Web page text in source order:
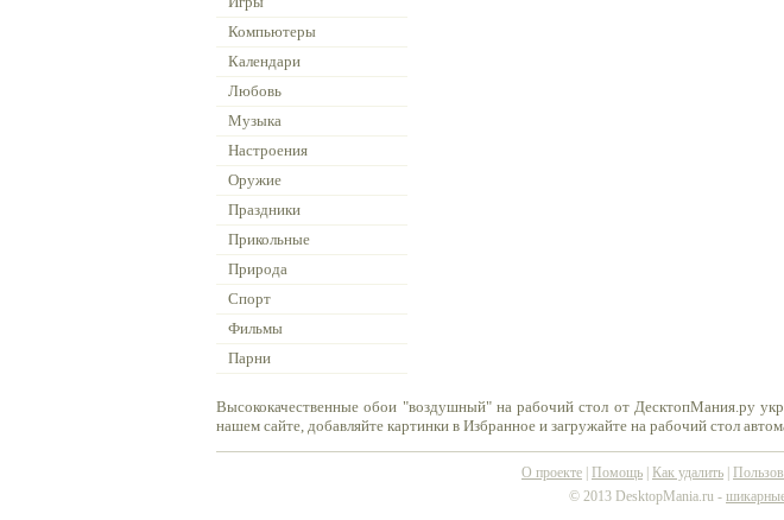
Компьютеры
Календари
Любовь
Музыка
Настроения
Оружие
Праздники
Прикольные
Природа
Спорт
Фильмы
Парни
Высококачественные обои "воздушный" на рабочий стол от ДесктопМания.ру
нашем сайте, добавляйте картинки в Избранное и загружайте на рабочий стол
О проекте Помощь Как удалить
© 2013 DesktopMania.ru -